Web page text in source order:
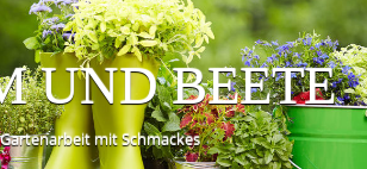
UND BEETE
Gartenarbeit mit Schmackes